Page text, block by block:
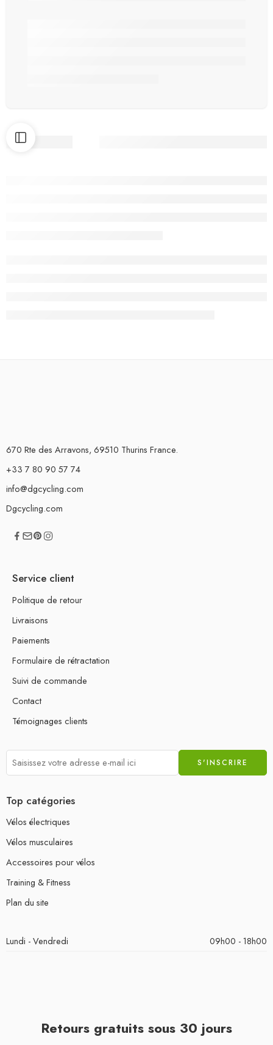
670 Rte des Arravons, 69510 Thurins France.
+33 7 80 90 57 74
info@dgcycling.com
Dgcycling.com
Service client
Politique de retour
Livraisons
Paiements
Formulaire de rétractation
Suivi de commande
Contact
Témoignages clients
Top catégories
Vélos électriques
Vélos musculaires
Accessoires pour vélos
Training & Fitness
Plan du site
Lundi - Vendredi 09h00 - 18h00
Retours gratuits sous 30 jours